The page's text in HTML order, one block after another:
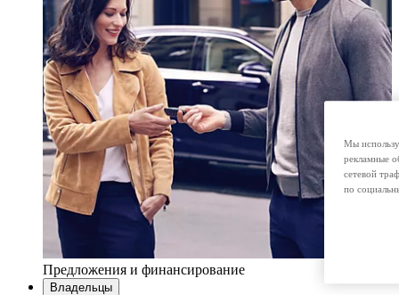
Предложения и финансирование
Владельцы
Мы
рекламные
сетевой
по